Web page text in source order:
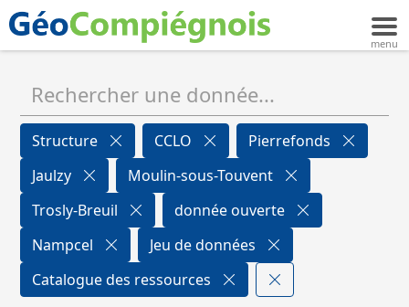
Structure CCLO
Pierrefonds
Jaulzy
Moulin-sous-Touvent
Trosly-Breuil
donnée ouverte
Nampcel
Jeu de données
Catalogue des ressources